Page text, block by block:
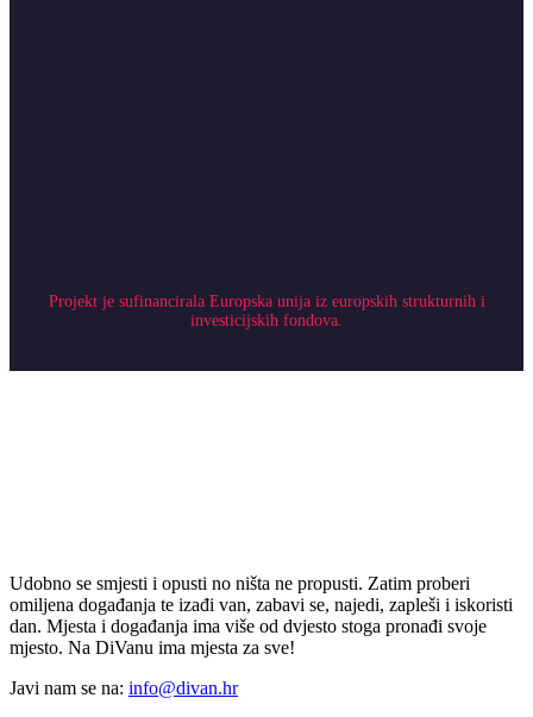
Projekt je sufinancirala Europska unija iz europskih strukturnih i
investicijskih fondova.
Udobno se smjesti i opusti no ništa ne propusti. Zatim proberi
omiljena događanja te izađi van, zabavi se, najedi, zapleši i iskoristi
dan. Mjesta i događanja ima više od dvjesto stoga pronađi svoje
mjesto. Na DiVanu ima mjesta za sve!
Javi nam se na: info@divan.hr